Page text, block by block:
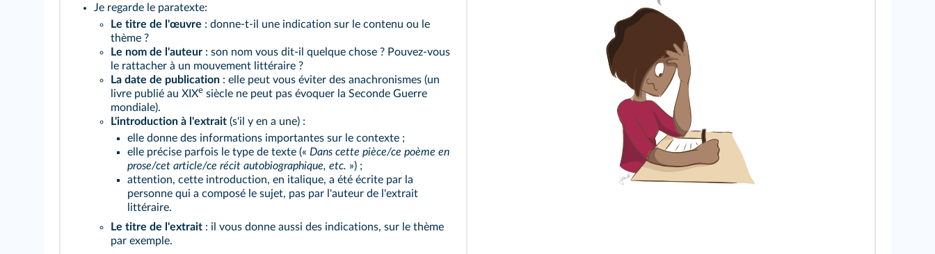
Je regarde le paratexte:
Le titre de l'œuvre : donne-t-il une indication sur le contenu ou le
thème ?
Le nom de l'auteur : son nom vous dit-il quelque chose ? Pouvez-vous
le rattacher à un mouvement littéraire ?
La date de publication : elle peut vous éviter des anachronismes (un
livre publié au XIXe siècle ne peut pas évoquer la Seconde Guerre
mondiale).
L'introduction à l'extrait (s'il y en a une) :
elle donne des informations importantes sur le contexte ;
elle précise parfois le type de texte (« Dans cette pièce/ce poème en
prose/cet article/ce récit autobiographique, etc. ») ;
attention, cette introduction, en italique, a été écrite par la
personne qui a composé le sujet, pas par l'auteur de l'extrait
littéraire.
Le titre de l'extrait : il vous donne aussi des indications, sur le thème
par exemple.